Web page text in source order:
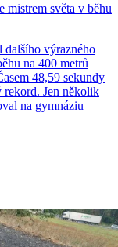
světa v běhu
dalšího výrazného
na 400 metrů
48,59 sekundy
rekord. Jen několik
na gymnáziu